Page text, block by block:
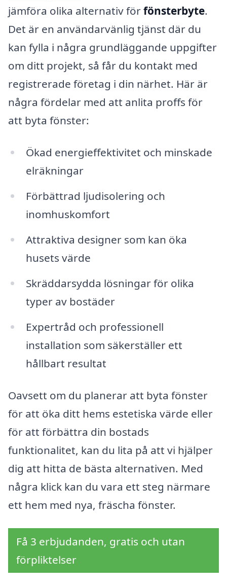
jämföra olika alternativ förfönsterbyte.
Det är en användarvänlig tjänst där du
kan fylla i några grundläggande uppgifter
om ditt projekt, så får du kontakt med
registrerade företag i din närhet. Här är
några fördelar med att anlita proffs för
att byta fönster:
Ökad energieffektivitet och minskade
elräkningar
Förbättrad ljudisolering och
inomhuskomfort
Attraktiva designer som kan öka
husets värde
Skräddarsydda lösningar för olika
typer av bostäder
Expertråd och professionell
installation som säkerställer ett
hållbart resultat
Oavsett om du planerar att byta fönster
för att öka ditt hems estetiska värde eller
för att förbättra din bostads
funktionalitet, kan du lita på att vi hjälper
dig att hitta de bästa alternativen. Med
några klick kan du vara ett steg närmare
ett hem med nya, fräscha fönster.
Få 3 erbjudanden, gratis och utan
förpliktelser